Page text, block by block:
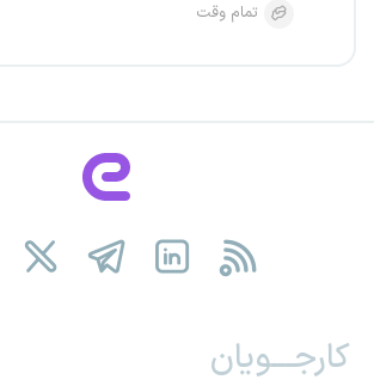
تمام وقت
کارجـــویان